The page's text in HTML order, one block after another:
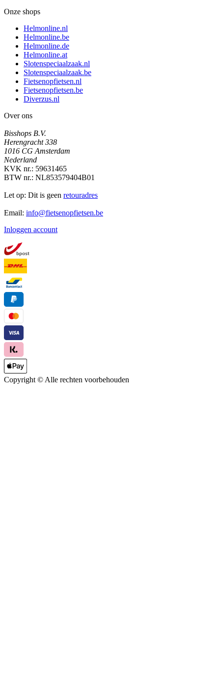
Onze shops
Helmonline.nl
Helmonline.be
Helmonline.de
Helmonline.at
Slotenspeciaalzaak.nl
Slotenspeciaalzaak.be
Fietsenopfietsen.nl
Fietsenopfietsen.be
Diverzus.nl
Over ons
Bisshops B.V.
Herengracht 338
1016 CG Amsterdam
Nederland
KVK nr.: 59631465
BTW nr.: NL853579404B01
Let op: Dit is geen retouradres
Email: info@fietsenopfietsen.be
Inloggen account
Copyright © Alle rechten voorbehouden